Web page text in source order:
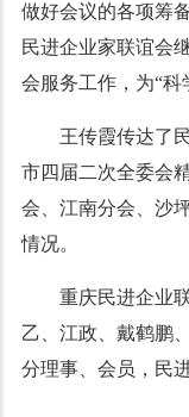
做好会议的各项筹
民进企业家联谊会
会服务工作，为“科
王传霞传达了
市四届二次全委会
会、江南分会、沙
情况。
重庆民进企业
乙、江政、戴鹤鹏
分理事、会员，民